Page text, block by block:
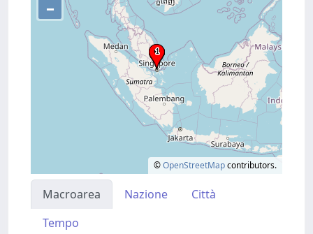
–
©OpenStreetMapcontributors.
Macroarea Nazione
Città
Tempo